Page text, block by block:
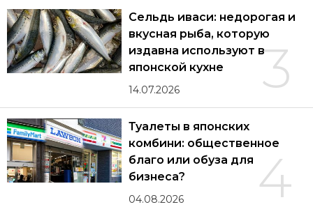
3
Сельдь иваси: недорогая и
вкусная рыба, которую
издавна используют в
японской кухне
14.07.2026
4
Туалеты в японских
комбини: общественное
благо или обуза для
бизнеса?
04.08.2026